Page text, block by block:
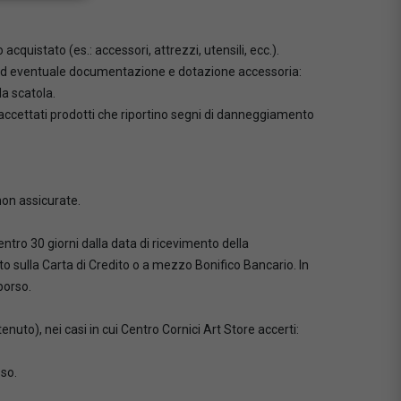
(es.: accessori, attrezzi, utensili, ecc.).
eventuale documentazione e dotazione accessoria:
scatola.
prodotti che riportino segni di danneggiamento
assicurate.
30 giorni dalla data di ricevimento della
Carta di Credito o a mezzo Bonifico Bancario. In
nei casi in cui Centro Cornici Art Store accerti: